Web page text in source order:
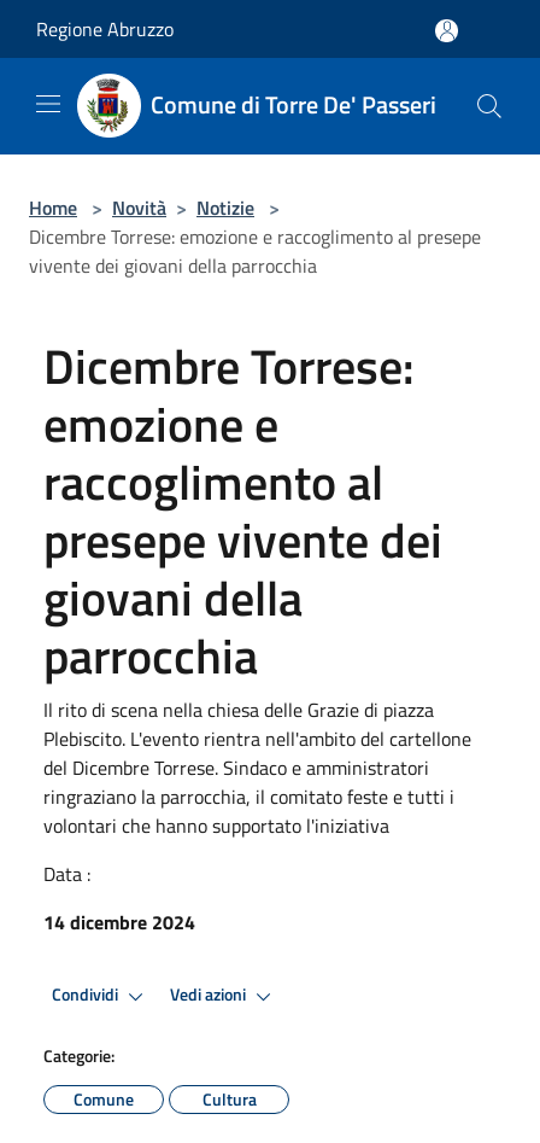
Regione Abruzzo
Comune di Torre De' Passeri
Home > Novità > Notizie >
Dicembre Torrese: emozione e raccoglimento al presepe
vivente dei giovani della parrocchia
Dicembre Torrese:
emozione e
raccoglimento al
presepe vivente dei
giovani della
parrocchia
Il rito di scena nella chiesa delle Grazie di piazza
Plebiscito. L'evento rientra nell'ambito del cartellone
del Dicembre Torrese. Sindaco e amministratori
ringraziano la parrocchia, il comitato feste e tutti i
volontari che hanno supportato l'iniziativa
Data :
14 dicembre 2024
Condividi Vedi azioni
Categorie:
Comune
Cultura